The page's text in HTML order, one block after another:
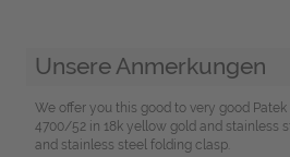
Unsere Anmerkungen
We offer you this good to very good
4700/52 in 18k yellow gold and stainless
and stainless steel folding clasp.